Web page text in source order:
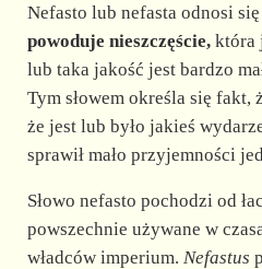
Nefasto lub nefasta odnosi
powoduje nieszczęście,która
lub taka jakość jest bardzo
Tym słowem określa się fakt,
że jest lub było jakieś
sprawił mało przyjemności
Słowo nefasto pochodzi od
powszechnie używane w
władców imperium. Nefastus